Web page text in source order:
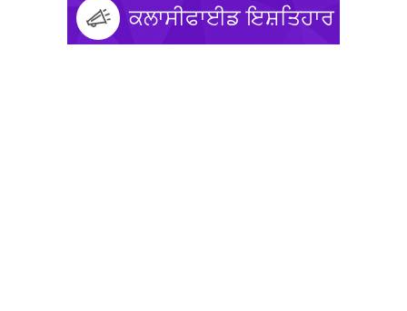
ਕਲਾਸੀਫਾਈਡ ਇਸ਼ਤਿਹਾਰ